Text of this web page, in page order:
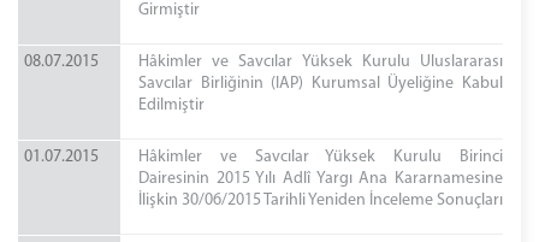
Girmiştir
08.07.2015
Hâkimler ve Savcılar Yüksek Kurulu Uluslararası
Savcılar Birliğinin (IAP) Kurumsal Üyeliğine Kabul
Edilmiştir
01.07.2015
Hâkimler ve Savcılar Yüksek Kurulu Birinci
Dairesinin 2015 Yılı Adlî Yargı Ana Kararnamesine
İlişkin 30/06/2015 Tarihli Yeniden İnceleme Sonuçları